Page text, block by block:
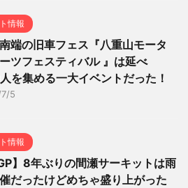
情報
端の旧車フェス『八重山モータ
ツフェスティバル 』は延べ
を集める一大イベントだった！
5
情報
】8年ぶりの間瀬サーキットは雨
だったけどめちゃ盛り上がった